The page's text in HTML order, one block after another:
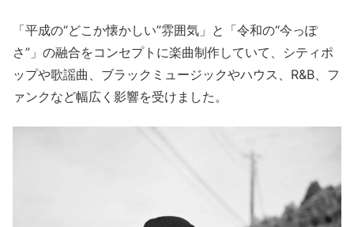
「平成の“どこか懐かしい”雰囲気」と「令和の“今っぽ
さ”」の融合をコンセプトに楽曲制作していて、シティポ
ップや歌謡曲、ブラックミュージックやハウス、R&B、フ
ァンクなど幅広く影響を受けました。